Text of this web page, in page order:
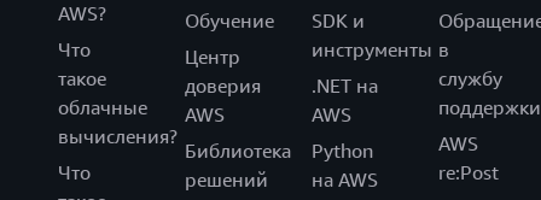
AWS?
Что
такое
облачные
вычисления?
Что
Обучение
Центр
доверия
AWS
Библиотека
решений
SDK и
инструменты
.NET на
AWS
Python
на AWS
в
службу
поддержки
AWS
re:Post